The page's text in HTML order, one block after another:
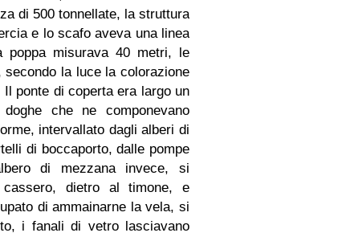
di 500 tonnellate, la struttura
e lo scafo aveva una linea
poppa misurava 40 metri, le
la luce la colorazione
ponte di coperta era largo un
che ne componevano
intervallato dagli alberi di
di boccaporto, dalle pompe
di mezzana invece, si
dietro al timone, e
di ammainarne la vela, si
i fanali di vetro lasciavano